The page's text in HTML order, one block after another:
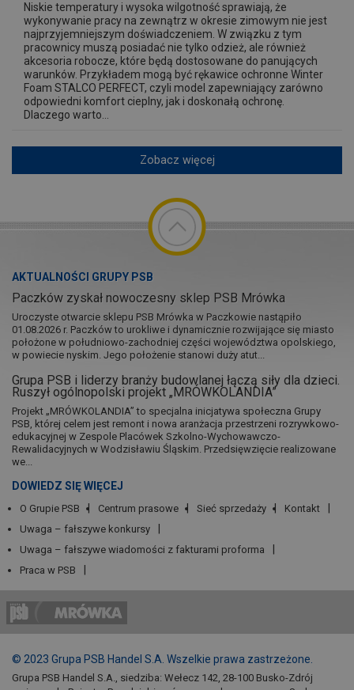
Niskie temperatury i wysoka wilgotność sprawiają, że
wykonywanie pracy na zewnątrz w okresie zimowym nie jest
najprzyjemniejszym doświadczeniem. W związku z tym
pracownicy muszą posiadać nie tylko odzież, ale również
akcesoria robocze, które będą dostosowane do panujących
warunków. Przykładem mogą być rękawice ochronne Winter
Foam STALCO PERFECT, czyli model zapewniający zarówno
odpowiedni komfort cieplny, jak i doskonałą ochronę.
Dlaczego warto...
Zobacz więcej
AKTUALNOŚCI GRUPY PSB
Paczków zyskał nowoczesny sklep PSB Mrówka
Uroczyste otwarcie sklepu PSB Mrówka w Paczkowie nastąpiło
01.08.2026 r. Paczków to urokliwe i dynamicznie rozwijające się miasto
położone w południowo-zachodniej części województwa opolskiego,
w powiecie nyskim. Jego położenie stanowi duży atut...
Grupa PSB i liderzy branży budowlanej łączą siły dla dzieci.
Ruszył ogólnopolski projekt „MRÓWKOLANDIA”
Projekt „MRÓWKOLANDIA” to specjalna inicjatywa społeczna Grupy
PSB, której celem jest remont i nowa aranżacja przestrzeni rozrywkowo-
edukacyjnej w Zespole Placówek Szkolno-Wychowawczo-
Rewalidacyjnych w Wodzisławiu Śląskim. Przedsięwzięcie realizowane
we...
DOWIEDZ SIĘ WIĘCEJ
O Grupie PSB Centrum prasowe Sieć sprzedaży
Kontakt
Uwaga – fałszywe konkursy
Uwaga – fałszywe wiadomości z fakturami proforma
Praca w PSB
© 2023 Grupa PSB Handel S.A. Wszelkie prawa zastrzeżone.
Grupa PSB Handel S.A., siedziba: Wełecz 142, 28-100 Busko-Zdrój